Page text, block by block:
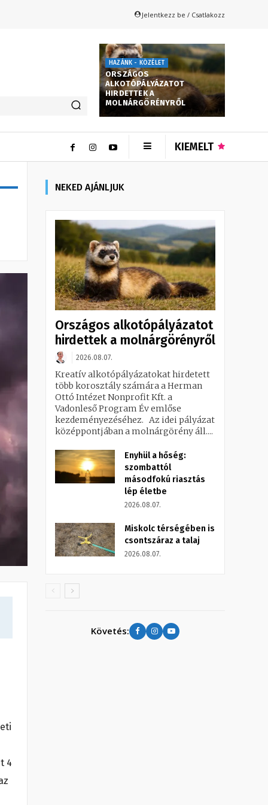
Jelentkezz be / Csatlakozz
HAZÁNK - KÖZÉLET
ORSZÁGOS
ALKOTÓPÁLYÁZATOT
HIRDETTEK A
MOLNÁRGÖRÉNYRŐL
KIEMELT
4
NEKED AJÁNLJUK
Országos alkotópályázatot
hirdettek a molnárgörényről
2026.08.07.
Kreatív alkotópályázatokat hirdetett
több korosztály számára a Herman
Ottó Intézet Nonprofit Kft. a
Vadonleső Program Év emlőse
kezdeményezéséhez. Az idei pályázat
középpontjában a molnárgörény áll....
Enyhül a hőség:
szombattól
másodfokú riasztás
lép életbe
2026.08.07.
Miskolc térségében is
csontszáraz a talaj
2026.08.07.
Követés: